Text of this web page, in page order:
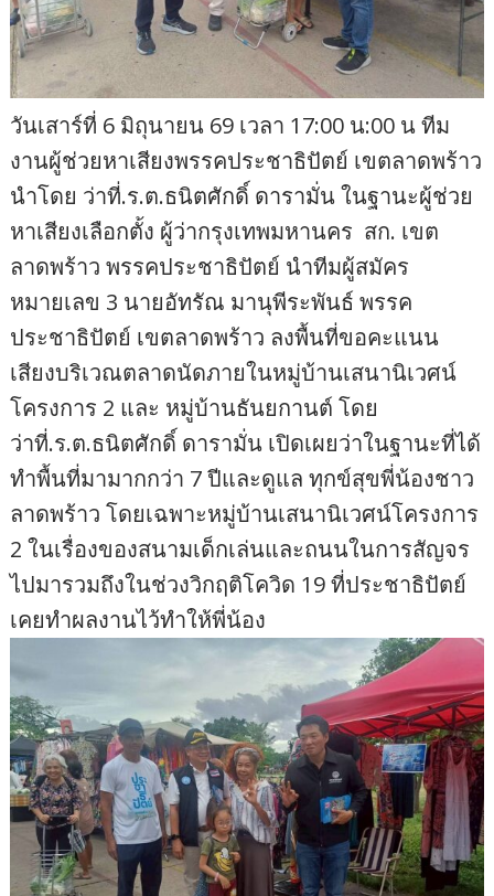
วันเสาร์ที่ 6 มิถุนายน 69 เวลา 17:00 น:00 น ทีม
งานผู้ช่วยหาเสียงพรรคประชาธิปัตย์ เขตลาดพร้าว
นำโดย ว่าที่.ร.ต.ธนิตศักดิ์ ดารามั่น ในฐานะผู้ช่วย
หาเสียงเลือกตั้ง ผู้ว่ากรุงเทพมหานคร สก. เขต
ลาดพร้าว พรรคประชาธิปัตย์ นำทีมผู้สมัคร
หมายเลข 3 นายอัทรัณ มานุพีระพันธ์ พรรค
ประชาธิปัตย์ เขตลาดพร้าว ลงพื้นที่ขอคะแนน
เสียงบริเวณตลาดนัดภายในหมู่บ้านเสนานิเวศน์
โครงการ 2 และ หมู่บ้านธันยกานต์ โดย
ว่าที่.ร.ต.ธนิตศักดิ์ ดารามั่น เปิดเผยว่าในฐานะที่ได้
ทำพื้นที่มามากกว่า 7 ปีและดูแล ทุกข์สุขพี่น้องชาว
ลาดพร้าว โดยเฉพาะหมู่บ้านเสนานิเวศน์โครงการ
2 ในเรื่องของสนามเด็กเล่นและถนนในการสัญจร
ไปมารวมถึงในช่วงวิกฤติโควิด 19 ที่ประชาธิปัตย์
เคยทำผลงานไว้ทำให้พี่น้อง